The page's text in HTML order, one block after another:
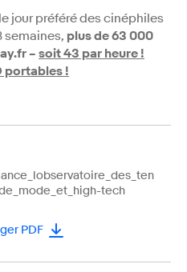
jour préféré des cinéphiles
semaines, plus de 63 000
– soit 43 par heure !
portables !
tech
PDF